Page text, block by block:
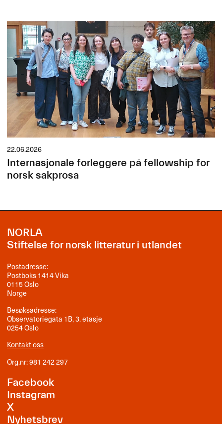
22.06.2026
Internasjonale forleggere på fellowship for
norsk sakprosa
NORLA
Stiftelse for norsk litteratur i utlandet
Postadresse:
Postboks 1414 Vika
0115 Oslo
Norge
Besøksadresse:
Observatoriegata 1B, 3. etasje
0254 Oslo
Kontakt oss
Org.nr: 981 242 297
Facebook
Instagram
X
Nyhetsbrev